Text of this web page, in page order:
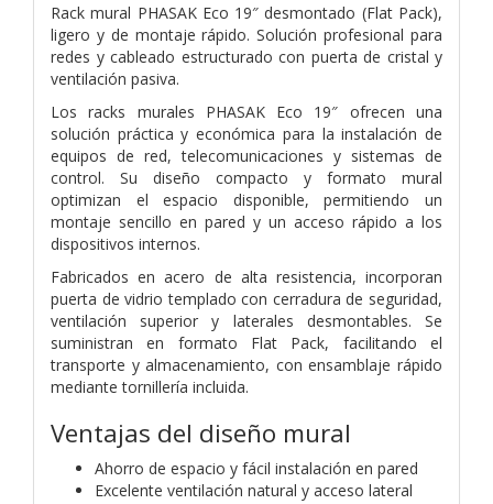
Rack mural PHASAK Eco 19″ desmontado (Flat Pack),
ligero y de montaje rápido. Solución profesional para
redes y cableado estructurado con puerta de cristal y
ventilación pasiva.
Los racks murales PHASAK Eco 19″ ofrecen una
solución práctica y económica para la instalación de
equipos de red, telecomunicaciones y sistemas de
control. Su diseño compacto y formato mural
optimizan el espacio disponible, permitiendo un
montaje sencillo en pared y un acceso rápido a los
dispositivos internos.
Fabricados en acero de alta resistencia, incorporan
puerta de vidrio templado con cerradura de seguridad,
ventilación superior y laterales desmontables. Se
suministran en formato Flat Pack, facilitando el
transporte y almacenamiento, con ensamblaje rápido
mediante tornillería incluida.
Ventajas del diseño mural
Ahorro de espacio y fácil instalación en pared
Excelente ventilación natural y acceso lateral